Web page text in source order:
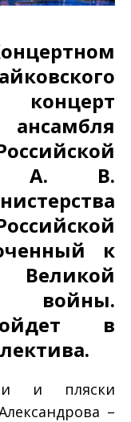
А. В.
к
войны.
в
и пляски
–